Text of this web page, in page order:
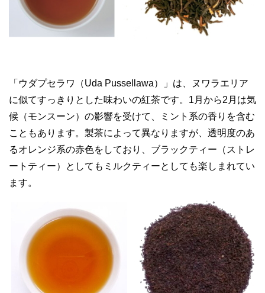
「ウダプセラワ（Uda Pussellawa）」は、ヌワラエリア
に似てすっきりとした味わいの紅茶です。1月から2月は気
候（モンスーン）の影響を受けて、ミント系の香りを含む
こともあります。製茶によって異なりますが、透明度のあ
るオレンジ系の赤色をしており、ブラックティー（ストレ
ートティー）としてもミルクティーとしても楽しまれてい
ます。